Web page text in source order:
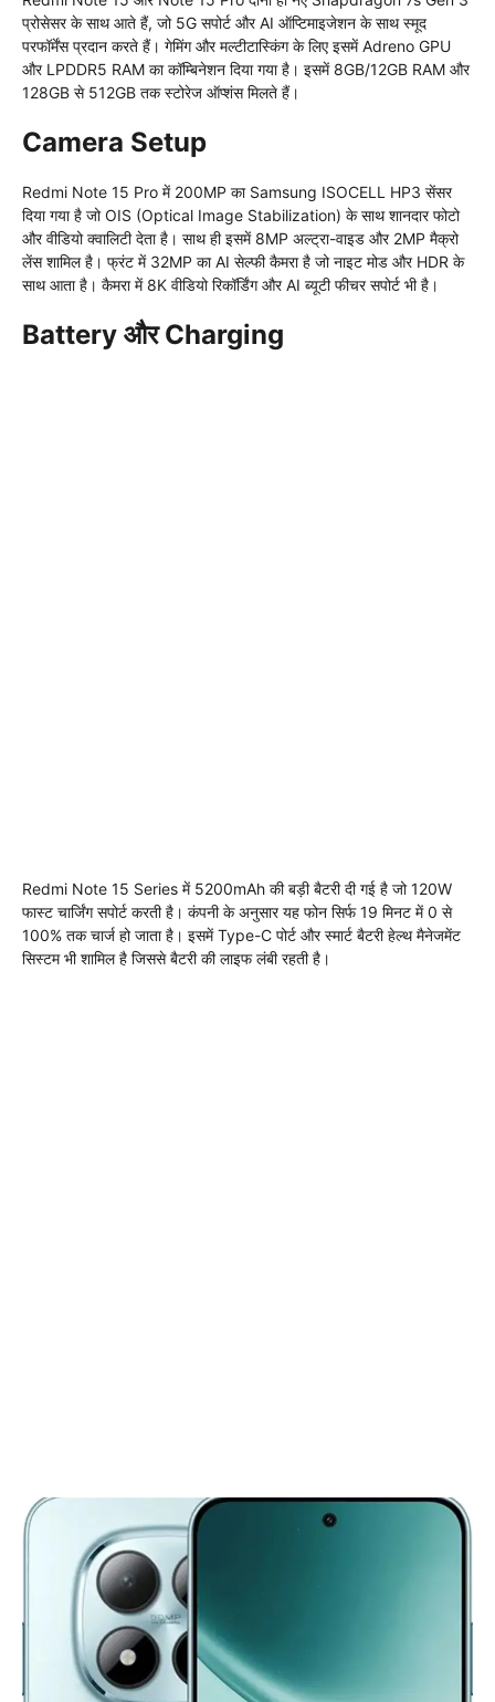
प्रोसेसर के साथ आते हैं, जो 5G सपोर्ट और AI ऑप्टिमाइजेशन के साथ स्मूद
परफॉर्मेंस प्रदान करते हैं। गेमिंग और मल्टीटास्किंग के लिए इसमें Adreno GPU
और LPDDR5 RAM का कॉम्बिनेशन दिया गया है। इसमें 8GB/12GB RAM और
128GB से 512GB तक स्टोरेज ऑप्शंस मिलते हैं।
Camera Setup
Redmi Note 15 Pro में 200MP का Samsung ISOCELL HP3 सेंसर
दिया गया है जो OIS (Optical Image Stabilization) के साथ शानदार फोटो
और वीडियो क्वालिटी देता है। साथ ही इसमें 8MP अल्ट्रा-वाइड और 2MP मैक्रो
लेंस शामिल है। फ्रंट में 32MP का AI सेल्फी कैमरा है जो नाइट मोड और HDR के
साथ आता है। कैमरा में 8K वीडियो रिकॉर्डिंग और AI ब्यूटी फीचर सपोर्ट भी है।
Battery और Charging
Redmi Note 15 Series में 5200mAh की बड़ी बैटरी दी गई है जो 120W
फास्ट चार्जिंग सपोर्ट करती है। कंपनी के अनुसार यह फोन सिर्फ 19 मिनट में 0 से
100% तक चार्ज हो जाता है। इसमें Type-C पोर्ट और स्मार्ट बैटरी हेल्थ मैनेजमेंट
सिस्टम भी शामिल है जिससे बैटरी की लाइफ लंबी रहती है।